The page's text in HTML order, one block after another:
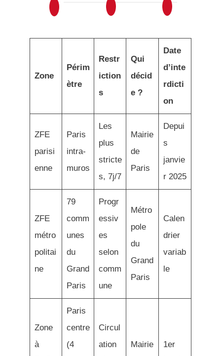
Zone
Périm
ètre
Restr
iction
s
Qui
décid
e ?
Date
d’inte
rdicti
on
ZFE
parisi
enne
Paris
intra-
muros
Les
plus
stricte
s, 7j/7
Mairie
de
Paris
Depui
s
janvie
r 2025
ZFE
métro
politai
ne
79
comm
unes
du
Grand
Paris
Progr
essiv
es
selon
comm
une
Métro
pole
du
Grand
Paris
Calen
drier
variab
le
Zone
à
Paris
centre
(4
Circul
ation
Mairie
1er